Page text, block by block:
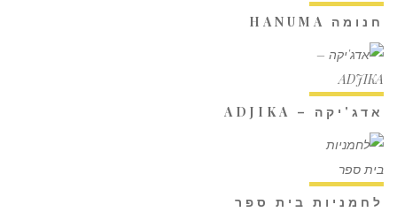
חנומה HANUMA
אדג'יקה – ADJIKA
לחמניות בית ספר